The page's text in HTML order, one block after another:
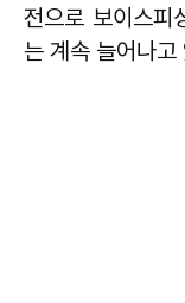
전으로 보이스피
는 계속 늘어나고